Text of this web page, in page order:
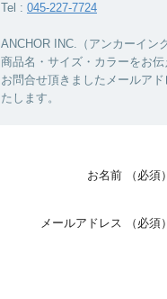
Tel : 045-227-7724
ANCHOR INC.（アンカーイン
商品名・サイズ・カラーをお伝
お問合せ頂きましたメールア
たします。
お名前 （必須）
メールアドレス （必須）